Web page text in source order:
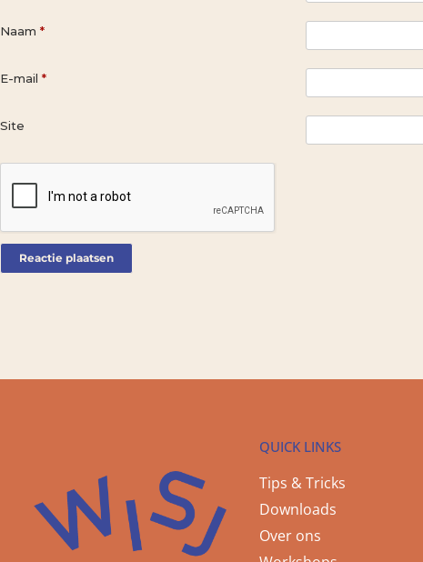
Naam *
E-mail *
Site
QUICK LINKS
Tips & Tricks
Downloads
Over ons